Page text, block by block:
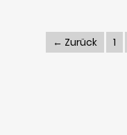
← Zurück 1